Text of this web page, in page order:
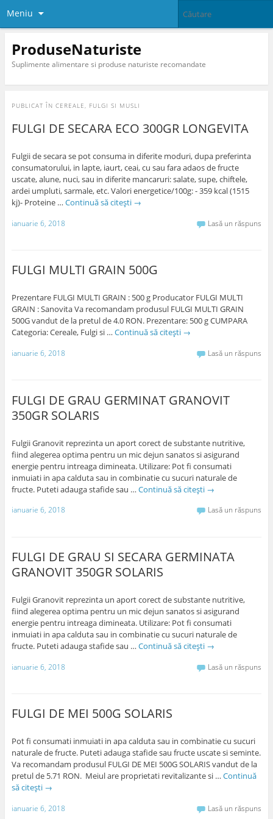
Meniu
ProduseNaturiste
Suplimente alimentare si produse naturiste recomandate
PUBLICAT ÎN CEREALE, FULGI SI MUSLI
FULGI DE SECARA ECO 300GR LONGEVITA
Fulgii de secara se pot consuma in diferite moduri, dupa preferinta
consumatorului, in lapte, iaurt, ceai, cu sau fara adaos de fructe
uscate, alune, nuci, sau in diferite mancaruri: salate, supe, chiftele,
ardei umpluti, sarmale, etc. Valori energetice/100g: - 359 kcal (1515
kj)- Proteine … Continuă să citești →
ianuarie 6, 2018 Lasă un răspuns
FULGI MULTI GRAIN 500G
Prezentare FULGI MULTI GRAIN : 500 g Producator FULGI MULTI
GRAIN : Sanovita Va recomandam produsul FULGI MULTI GRAIN
500G vandut de la pretul de 4.0 RON. Prezentare: 500 g CUMPARA
Categoria: Cereale, Fulgi si … Continuă să citești →
ianuarie 6, 2018 Lasă un răspuns
FULGI DE GRAU GERMINAT GRANOVIT
350GR SOLARIS
Fulgii Granovit reprezinta un aport corect de substante nutritive,
fiind alegerea optima pentru un mic dejun sanatos si asigurand
energie pentru intreaga dimineata. Utilizare: Pot fi consumati
inmuiati in apa calduta sau in combinatie cu sucuri naturale de
fructe. Puteti adauga stafide sau … Continuă să citești →
ianuarie 6, 2018 Lasă un răspuns
FULGI DE GRAU SI SECARA GERMINATA
GRANOVIT 350GR SOLARIS
Fulgii Granovit reprezinta un aport corect de substante nutritive,
fiind alegerea optima pentru un mic dejun sanatos si asigurand
energie pentru intreaga dimineata. Utilizare: Pot fi consumati
inmuiati in apa calduta sau in combinatie cu sucuri naturale de
fructe. Puteti adauga stafide sau … Continuă să citești →
ianuarie 6, 2018 Lasă un răspuns
FULGI DE MEI 500G SOLARIS
Pot fi consumati inmuiati in apa calduta sau in combinatie cu sucuri
naturale de fructe. Puteti adauga stafide sau fructe uscate si seminte.
Va recomandam produsul FULGI DE MEI 500G SOLARIS vandut de la
pretul de 5.71 RON. Meiul are proprietati revitalizante si … Continuă
să citești →
ianuarie 6, 2018 Lasă un răspuns